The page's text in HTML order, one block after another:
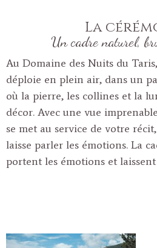
La
Un cadre naturel,
Au Domaine des Nuits du
déploie en plein air, dans un
où la pierre, les collines et la
décor. Avec une vue
se met au service de votre
laisse parler les émotions. La
portent les émotions et laissent